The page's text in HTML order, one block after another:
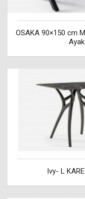
OSAKA 90×150 cm
Ayak
Ivy- L